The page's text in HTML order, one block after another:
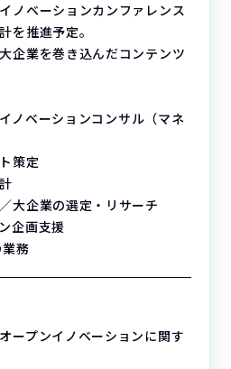
ノベーションカンファレンス
を推進予定。
企業を巻き込んだコンテンツ
ノベーションコンサル（マネ
策定
大企業の選定・リサーチ
企画支援
務
ープンイノベーションに関す